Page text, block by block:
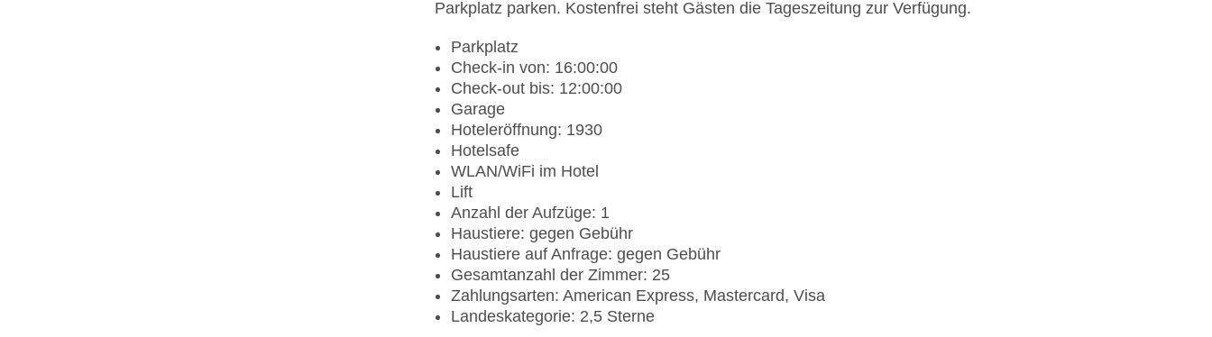
Parkplatz parken. Kostenfrei steht Gästen die Tageszeitung zur Verfügung.
Parkplatz
Check-in von: 16:00:00
Check-out bis: 12:00:00
Garage
Hoteleröffnung: 1930
Hotelsafe
WLAN/WiFi im Hotel
Lift
Anzahl der Aufzüge: 1
Haustiere: gegen Gebühr
Haustiere auf Anfrage: gegen Gebühr
Gesamtanzahl der Zimmer: 25
Zahlungsarten: American Express, Mastercard, Visa
Landeskategorie: 2,5 Sterne